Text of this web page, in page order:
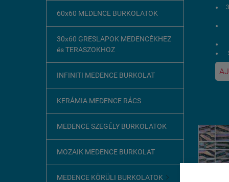
60x60 MEDENCE BURKOLATOK
30x60 GRESLAPOK MEDENCÉKHEZ
és TERASZOKHOZ
INFINITI MEDENCE BURKOLAT
KERÁMIA MEDENCE RÁCS
MEDENCE SZEGÉLY BURKOLATOK
MOZAIK MEDENCE BURKOLAT
MEDENCE KÖRÜLI BURKOLATOK 